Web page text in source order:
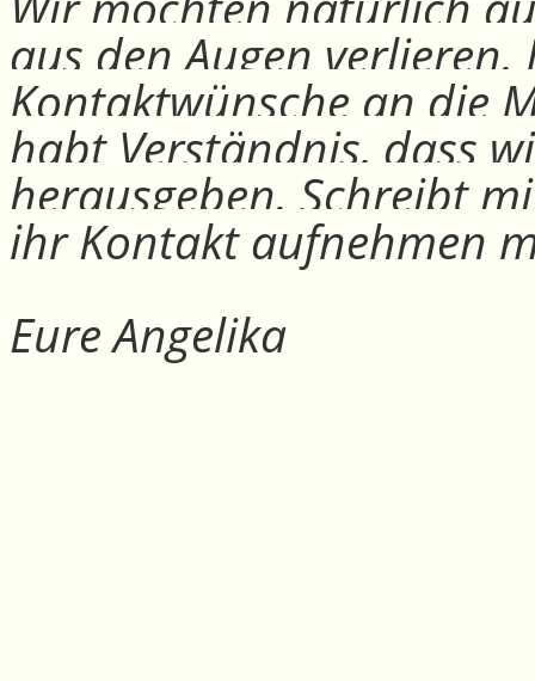
aus den Augen
Kontaktwünsche an die
habt Verständnis, dass
herausgeben. Schreibt
ihr Kontakt aufnehmen
Eure Angelika